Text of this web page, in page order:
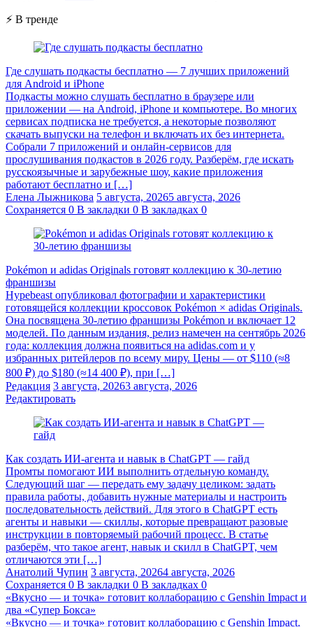
⚡ В тренде
Где слушать подкасты бесплатно — 7 лучших приложений
для Android и iPhone
Подкасты можно слушать бесплатно в браузере или
приложении — на Android, iPhone и компьютере. Во многих
сервисах подписка не требуется, а некоторые позволяют
скачать выпуски на телефон и включать их без интернета.
Собрали 7 приложений и онлайн-сервисов для
прослушивания подкастов в 2026 году. Разберём, где искать
русскоязычные и зарубежные шоу, какие приложения
работают бесплатно и […]
Елена Лыжникова 5 августа, 20265 августа, 2026
Сохраняется 0 В закладки 0 В закладках 0
Pokémon и adidas Originals готовят коллекцию к 30-летию
франшизы
Hypebeast опубликовал фотографии и характеристики
готовящейся коллекции кроссовок Pokémon × adidas Originals.
Она посвящена 30-летию франшизы Pokémon и включает 12
моделей. По данным издания, релиз намечен на сентябрь 2026
года: коллекция должна появиться на adidas.com и у
избранных ритейлеров по всему миру. Цены — от $110 (≈8
800 ₽) до $180 (≈14 400 ₽), при […]
Редакция 3 августа, 20263 августа, 2026
Редактировать
Как создать ИИ-агента и навык в ChatGPT — гайд
Промты помогают ИИ выполнить отдельную команду.
Следующий шаг — передать ему задачу целиком: задать
правила работы, добавить нужные материалы и настроить
последовательность действий. Для этого в ChatGPT есть
агенты и навыки — скиллы, которые превращают разовые
инструкции в повторяемый рабочий процесс. В статье
разберём, что такое агент, навык и скилл в ChatGPT, чем
отличаются эти […]
Анатолий Чупин 3 августа, 20264 августа, 2026
Сохраняется 0 В закладки 0 В закладках 0
«Вкусно — и точка» готовит коллаборацию с Genshin Impact и
два «Супер Бокса»
«Вкусно — и точка» готовит коллаборацию с Genshin Impact.